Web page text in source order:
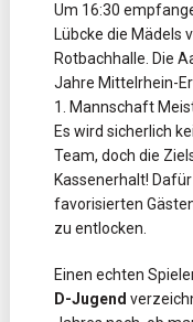
Um 16:30
Lübcke die Mädels
Rotbachhalle. Die
Jahre Mittelrhein-
1. Mannschaft
Es wird sicherlich
Team, doch die
Kassenerhalt!
favorisierten
zu entlocken.
Einen echten
D-Jugend